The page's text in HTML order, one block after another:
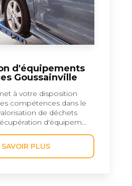
d'équipements
Goussainville
à votre disposition
compétences dans le
de déchets
d'équipem...
SAVOIR PLUS